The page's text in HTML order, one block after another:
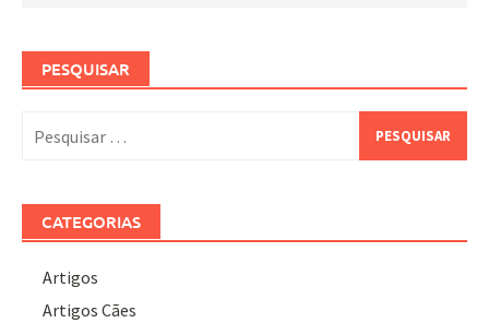
PESQUISAR
por:
CATEGORIAS
Artigos
Artigos Cães